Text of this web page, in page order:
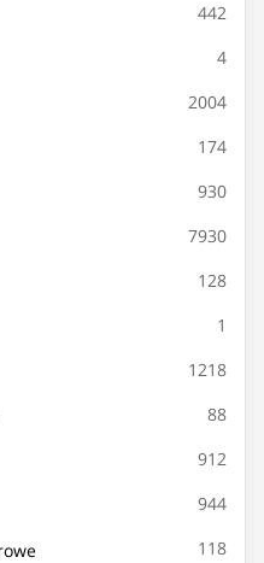
442
4
2004
174
930
7930
128
1
1218
88
912
944
118